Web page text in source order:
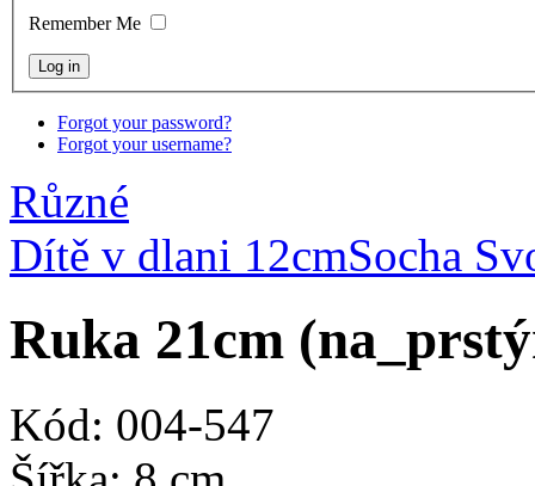
Remember Me
Forgot your password?
Forgot your username?
Různé
Dítě v dlani 12cmSocha
Ruka 21cm
Kód: 004-547